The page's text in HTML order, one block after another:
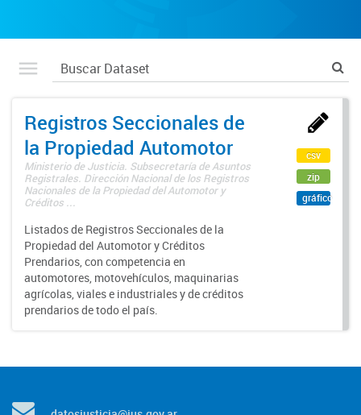
Registros Seccionales de
la Propiedad Automotor
Ministerio de Justicia. Subsecretaría de Asuntos
Registrales. Dirección Nacional de los Registros
Nacionales de la Propiedad del Automotor y
Créditos ...
Listados de Registros Seccionales de la
Propiedad del Automotor y Créditos
Prendarios, con competencia en
automotores, motovehículos, maquinarias
agrícolas, viales e industriales y de créditos
prendarios de todo el país.
csv
zip
gráfico